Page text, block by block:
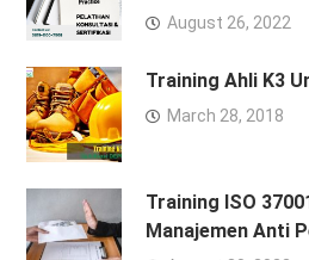
August 26, 2022
Training Ahli K3
March 28, 2018
Training ISO
Manajemen Anti